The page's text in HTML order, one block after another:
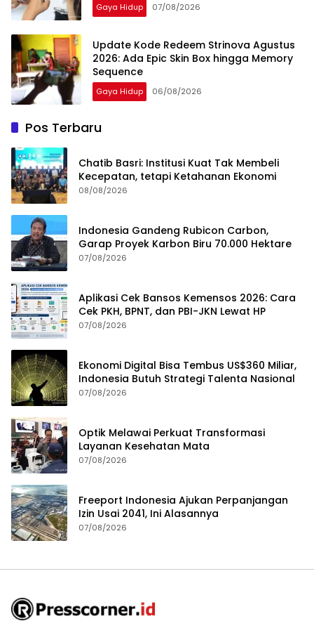
Gaya Hidup 07/08/2026
Update Kode Redeem Strinova Agustus
2026: Ada Epic Skin Box hingga Memory
Sequence
Gaya Hidup 06/08/2026
Pos Terbaru
Chatib Basri: Institusi Kuat Tak Membeli
Kecepatan, tetapi Ketahanan Ekonomi
08/08/2026
Indonesia Gandeng Rubicon Carbon,
Garap Proyek Karbon Biru 70.000 Hektare
07/08/2026
Aplikasi Cek Bansos Kemensos 2026: Cara
Cek PKH, BPNT, dan PBI-JKN Lewat HP
07/08/2026
Ekonomi Digital Bisa Tembus US$360 Miliar,
Indonesia Butuh Strategi Talenta Nasional
07/08/2026
Optik Melawai Perkuat Transformasi
Layanan Kesehatan Mata
07/08/2026
Freeport Indonesia Ajukan Perpanjangan
Izin Usai 2041, Ini Alasannya
07/08/2026